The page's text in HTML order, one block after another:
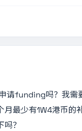
请funding吗？我需
最少有1W4港币
？